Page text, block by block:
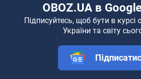
OBOZ.UA в
Підписуйтесь, щоб бути в курсі
України та світу